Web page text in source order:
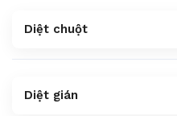
Diệt chuột
Diệt gián